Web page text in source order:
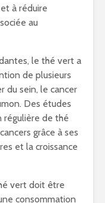
à réduire
au
le thé vert a
de plusieurs
du sein, le cancer
Des études
régulière de thé
grâce à ses
et la croissance
vert doit être
consommation